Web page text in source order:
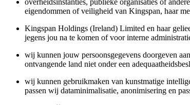
overheidsinstanties, publieke organisaties of
eigendommen of veiligheid van Kingspan, haar
Kingspan Holdings (Ireland) Limited en haar
jegens jou na te komen of voor interne
wij kunnen jouw persoonsgegevens doorgeven
ontvangende land niet onder een
wij kunnen gebruikmaken van kunstmatige
passen wij dataminimalisatie, anonimisering en